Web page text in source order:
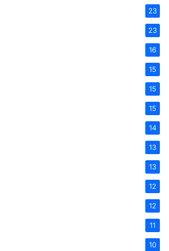
23
23
16
15
15
15
14
13
13
12
12
11
10